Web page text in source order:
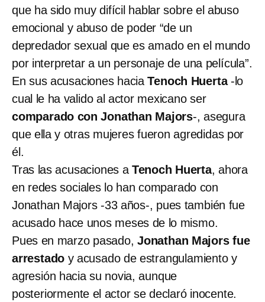
que ha sido muy difícil hablar sobre el abuso
emocional y abuso de poder “de un
depredador sexual que es amado en el mundo
por interpretar a un personaje de una película”.
En sus acusaciones hacia Tenoch Huerta-lo
cual le ha valido al actor mexicano ser
comparado con Jonathan Majors-, asegura
que ella y otras mujeres fueron agredidas por
él.
Tras las acusaciones aTenoch Huerta, ahora
en redes sociales lo han comparado con
Jonathan Majors -33 años-, pues también fue
acusado hace unos meses de lo mismo.
Pues en marzo pasado, Jonathan Majors fue
arrestado y acusado de estrangulamiento y
agresión hacia su novia, aunque
posteriormente el actor se declaró inocente.